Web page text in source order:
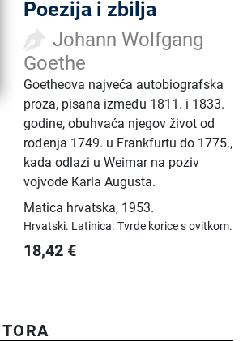
Poezija i zbilja
Johann Wolfgang
Goethe
Goetheova najveća autobiografska
proza, pisana između 1811. i 1833.
godine, obuhvaća njegov život od
rođenja 1749. u Frankfurtu do 1775.,
kada odlazi u Weimar na poziv
vojvode Karla Augusta.
Matica hrvatska, 1953.
Hrvatski. Latinica.Tvrde korice s ovitkom.
18,42 €